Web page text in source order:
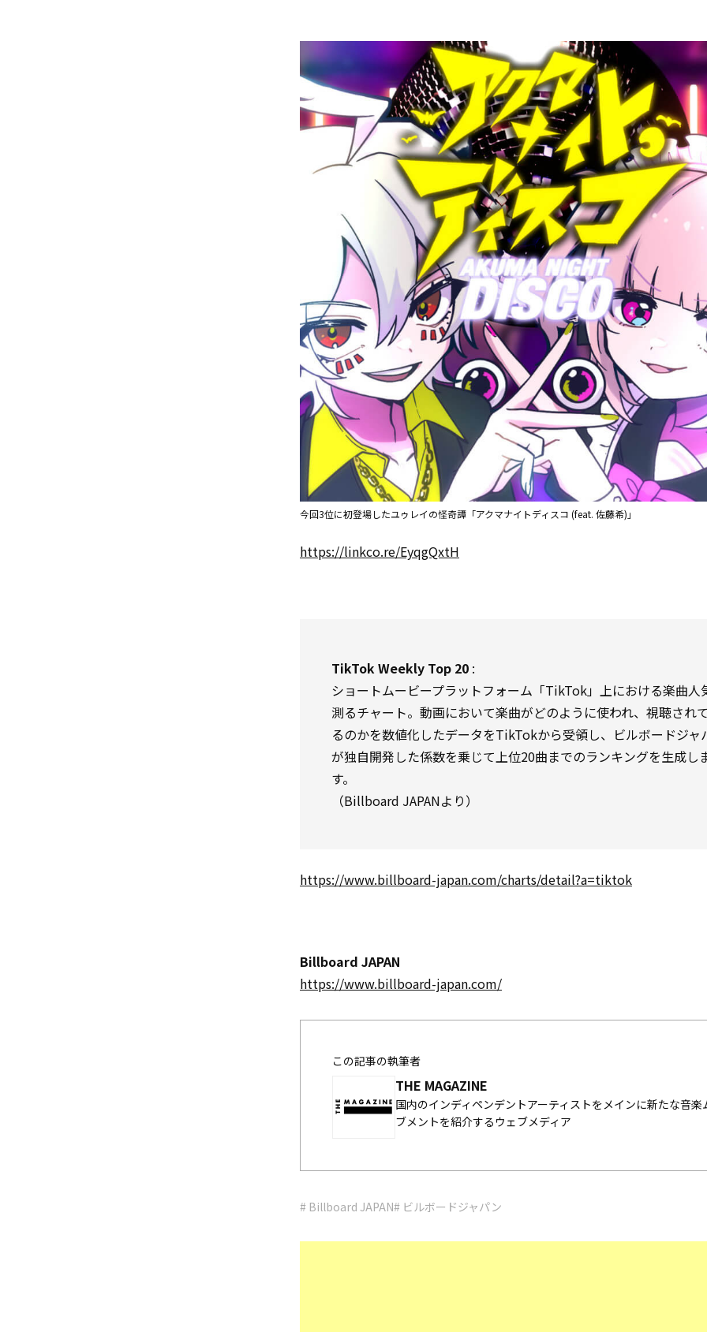
今回3位に初登場したユゥレイの怪奇譚「アクマナイトディスコ (feat. 佐藤希)」
https://linkco.re/EyqgQxtH
TikTok Weekly Top 20 :
ショートムービープラットフォーム「TikTok」上における楽曲人
測るチャート。動画において楽曲がどのように使われ、視聴され
るのかを数値化したデータをTikTokから受領し、ビルボードジャ
が独自開発した係数を乗じて上位20曲までのランキングを生成し
す。
（Billboard JAPANより）
https://www.billboard-japan.com/charts/detail?a=tiktok
Billboard JAPAN
https://www.billboard-japan.com/
この記事の執筆者
THE MAGAZINE
国内のインディペンデントアーティストをメインに新たな音楽
ブメントを紹介するウェブメディア
# Billboard JAPAN# ビルボードジャパン